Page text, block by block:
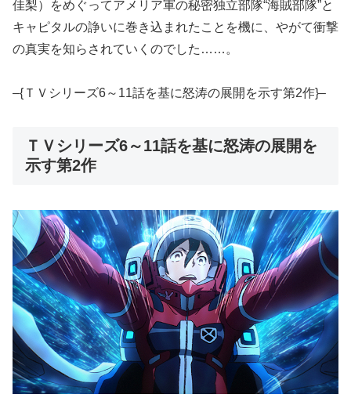
佳梨）をめぐってアメリア軍の秘密独立部隊“海賊部隊”と
キャピタルの諍いに巻き込まれたことを機に、やがて衝撃
の真実を知らされていくのでした……。
–{ＴＶシリーズ6～11話を基に怒涛の展開を示す第2作}–
ＴＶシリーズ6～11話を基に怒涛の展開を
示す第2作